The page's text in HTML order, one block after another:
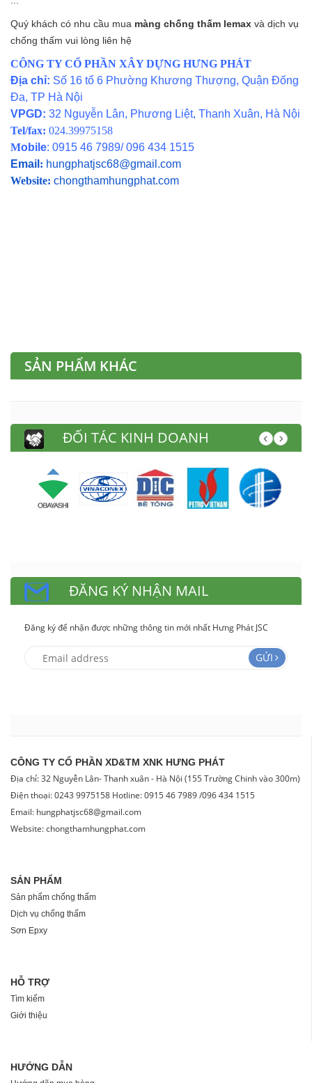
Quý khách có nhu cầu mua màng chống thấm lemax và dịch vụ
chống thấm vui lòng liên hệ
CÔNG TY CỔ PHẦN XÂY DỰNG HƯNG PHÁT
Địa chỉ: Số 16 tổ 6 Phường Khương Thượng, Quận Đống
Đa, TP Hà Nội
VPGD: 32 Nguyễn Lân, Phương Liệt, Thanh Xuân, Hà Nội
Tel/fax: 024.39975158
Mobile: 0915 46 7989/ 096 434 1515
Email : hungphatjsc68@gmail.com
Website: chongthamhungphat.com
SẢN PHẨM KHÁC
ĐỐI TÁC KINH DOANH
ĐĂNG KÝ NHẬN MAIL
Đăng ký để nhận được những thông tin mới nhất Hưng Phát JSC
GỬI
CÔNG TY CỔ PHẦN XD&TM XNK HƯNG PHÁT
Địa chỉ: 32 Nguyễn Lân- Thanh xuân - Hà Nội (155 Trường Chinh vào 300m)
Điện thoại: 0243 9975158 Hotline: 0915 46 7989 /096 434 1515
Email: hungphatjsc68@gmail.com
Website: chongthamhungphat.com
SẢN PHẨM
Sản phẩm chống thấm
Dịch vụ chống thấm
Sơn Epxy
HỖ TRỢ
Tìm kiếm
Giới thiệu
HƯỚNG DẪN